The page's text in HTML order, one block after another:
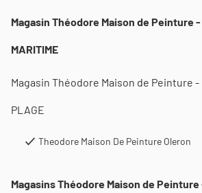
Magasin Théodore Maison de Peinture -
MARITIME
Magasin Théodore Maison de Peinture -
PLAGE
Theodore Maison De Peinture Oleron
Magasins Théodore Maison de Peinture